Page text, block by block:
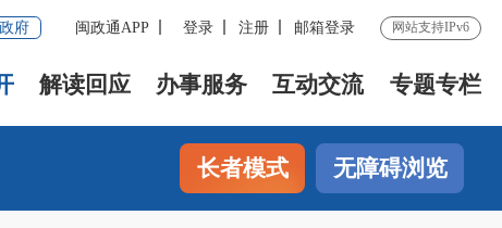
府 闽政通APP 登录 注册 邮箱登录 网站支持IPv6
解读回应 办事服务 互动交流 专题专栏
长者模式 无障碍浏览